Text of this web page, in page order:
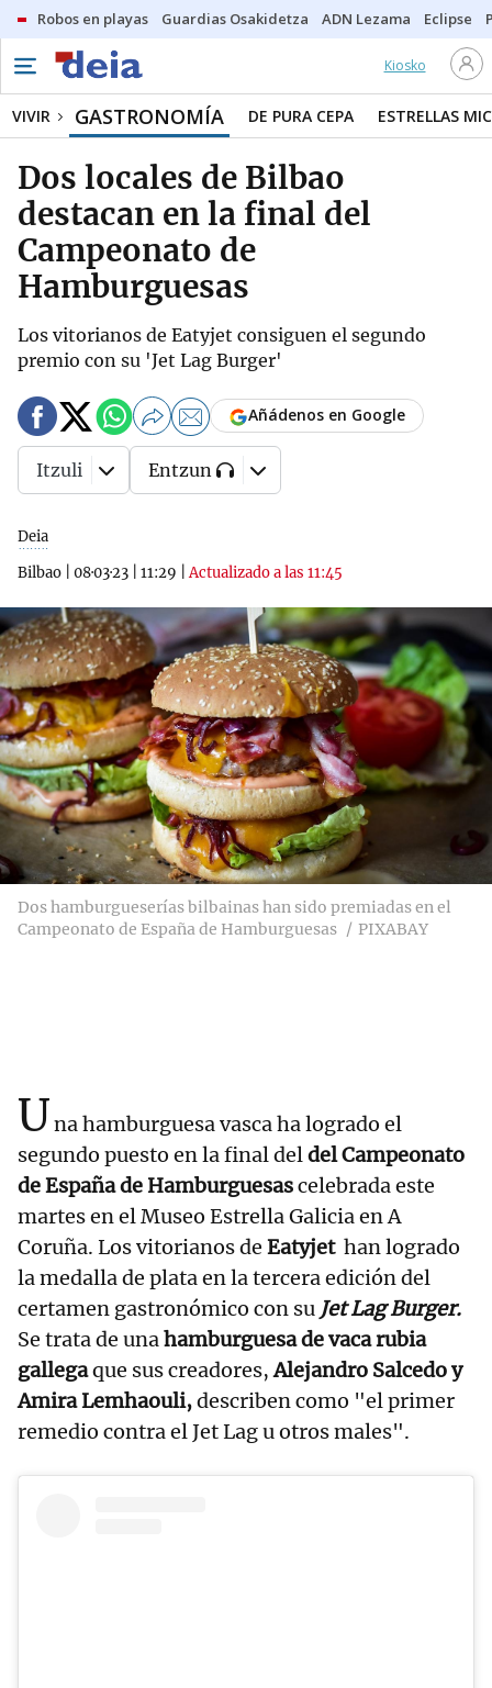
Robos en playas Guardias Osakidetza ADN Lezama Eclipse
Kiosko
VIVIR GASTRONOMÍA DE PURA CEPA ESTRELLAS
Dos locales de Bilbao
destacan en la final del
Campeonato de
Hamburguesas
Los vitorianos de Eatyjet consiguen el segundo
premio con su 'Jet Lag Burger'
Deia
Bilbao
08·03·23 11:29 |Actualizado a las 11:45
Añádenos en Google
Itzuli Entzun
Dos hamburgueserías bilbainas han sido premiadas en el
Campeonato de España de Hamburguesas
PIXABAY
Una hamburguesa vasca ha logrado el
segundo puesto en la final deldel Campeonato
de España de Hamburguesascelebrada este
martes en el Museo Estrella Galicia en A
Coruña. Los vitorianos de Eatyjet han logrado
la medalla de plata en la tercera edición del
certamen gastronómico con su Jet Lag Burger.
Se trata de unahamburguesa devaca rubia
gallegaque sus creadores,Alejandro Salcedo y
Amira Lemhaouli,describen como "el primer
remedio contra el Jet Lag u otros males".